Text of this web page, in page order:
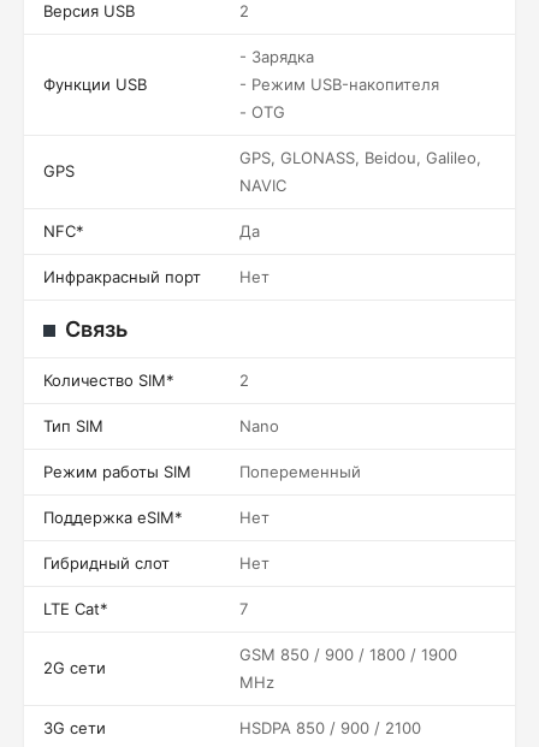
Версия USB 2
Функции USB
- Зарядка
- Режим USB-накопителя
- OTG
GPS
GPS, GLONASS, Beidou, Galileo,
NAVIC
NFC* Да
Инфракрасный порт Нет
Связь
Количество SIM* 2
Тип SIM Nano
Режим работы SIM Попеременный
Поддержка eSIM* Нет
Гибридный слот Нет
LTE Cat* 7
2G сети
GSM 850 / 900 / 1800 / 1900
MHz
3G сети HSDPA 850 / 900 / 2100